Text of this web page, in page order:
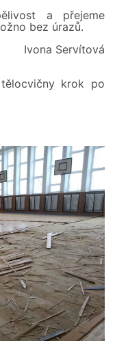
a přejeme
bez úrazů.
Ivona Servítová
krok po